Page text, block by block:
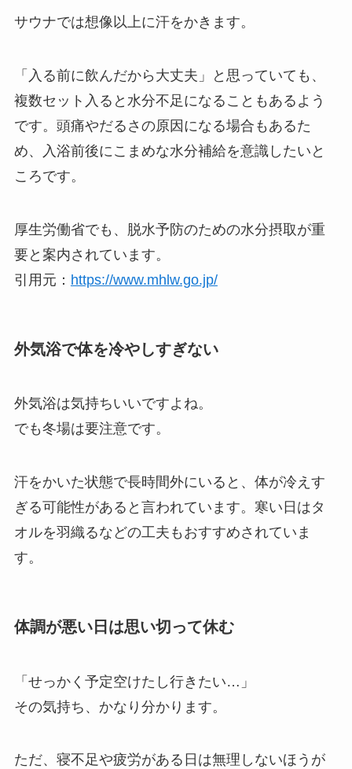
サウナでは想像以上に汗をかきます。
「入る前に飲んだから大丈夫」と思っていても、
複数セット入ると水分不足になることもあるよう
です。頭痛やだるさの原因になる場合もあるた
め、入浴前後にこまめな水分補給を意識したいと
ころです。
厚生労働省でも、脱水予防のための水分摂取が重
要と案内されています。
引用元： https://www.mhlw.go.jp/
外気浴で体を冷やしすぎない
外気浴は気持ちいいですよね。
でも冬場は要注意です。
汗をかいた状態で長時間外にいると、体が冷えす
ぎる可能性があると言われています。寒い日はタ
オルを羽織るなどの工夫もおすすめされていま
す。
体調が悪い日は思い切って休む
「せっかく予定空けたし行きたい…」
その気持ち、かなり分かります。
ただ、寝不足や疲労がある日は無理しないほうが